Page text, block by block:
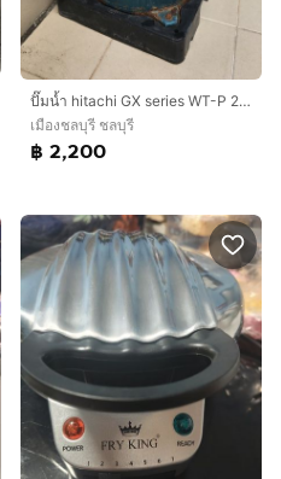
ปั๊มน้ำ hitachi GX series WT-P 200GX2
เมืองชลบุรี ชลบุรี
฿ 2,200